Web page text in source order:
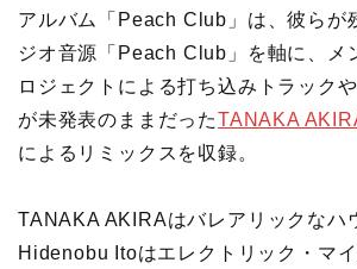
アルバム「Peach Club」は、彼らが
ジオ音源「Peach Club」を軸に、メ
ロジェクトによる打ち込みトラック
が未発表のままだったTANAKA
によるリミックスを収録。
TANAKA AKIRAはバレアリックなハ
Hidenobu Itoはエレクトリック・マ